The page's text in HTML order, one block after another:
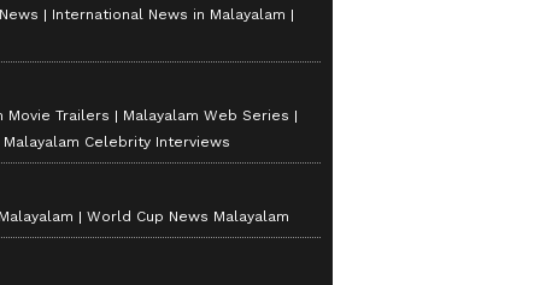
International News in Malayalam
Movie Trailers
Malayalam Web Series
Malayalam Celebrity Interviews
World Cup News Malayalam